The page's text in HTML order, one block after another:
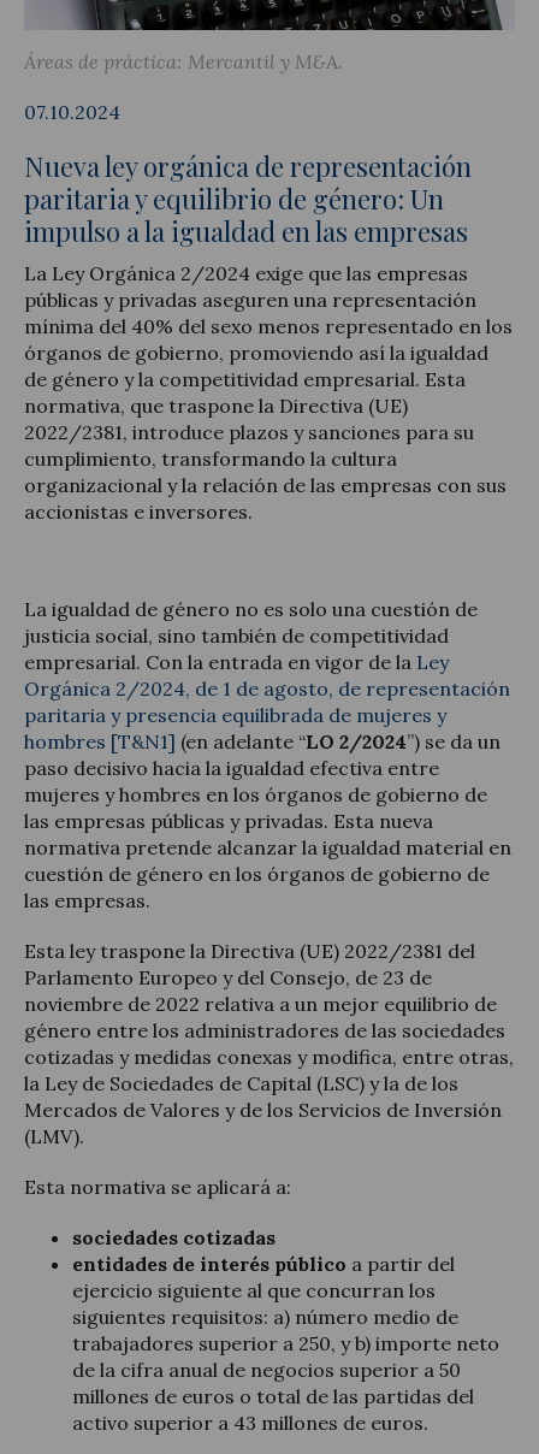
Notícias y artículos
Áreas de práctica: Mercantil y M&A
07.10.2024
Nueva ley orgánica de representación
paritaria y equilibrio de género: Un
impulso a la igualdad en las empresas
La Ley Orgánica 2/2024 exige que las empresas
públicas y privadas aseguren una representación
mínima del 40% del sexo menos representado en los
órganos de gobierno, promoviendo así la igualdad
de género y la competitividad empresarial. Esta
normativa, que traspone la Directiva (UE)
2022/2381, introduce plazos y sanciones para su
cumplimiento, transformando la cultura
organizacional y la relación de las empresas con sus
accionistas e inversores.
La igualdad de género no es solo una cuestión de
justicia social, sino también de competitividad
empresarial. Con la entrada en vigor de la Ley
Orgánica 2/2024, de 1 de agosto, de representación
paritaria y presencia equilibrada de mujeres y
hombres [T&N1] (en adelante “LO 2/2024”) se da un
paso decisivo hacia la igualdad efectiva entre
mujeres y hombres en los órganos de gobierno de
las empresas públicas y privadas. Esta nueva
normativa pretende alcanzar la igualdad material en
cuestión de género en los órganos de gobierno de
las empresas.
Esta ley traspone la Directiva (UE) 2022/2381 del
Parlamento Europeo y del Consejo, de 23 de
noviembre de 2022 relativa a un mejor equilibrio de
género entre los administradores de las sociedades
cotizadas y medidas conexas y modifica, entre otras,
la Ley de Sociedades de Capital (LSC) y la de los
Mercados de Valores y de los Servicios de Inversión
(LMV).
Esta normativa se aplicará a:
sociedades cotizadas
entidades de interés público a partir del
ejercicio siguiente al que concurran los
siguientes requisitos: a) número medio de
trabajadores superior a 250, y b) importe neto
de la cifra anual de negocios superior a 50
millones de euros o total de las partidas del
activo superior a 43 millones de euros.